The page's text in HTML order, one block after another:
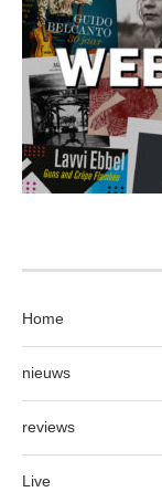
Home
nieuws
reviews
Live